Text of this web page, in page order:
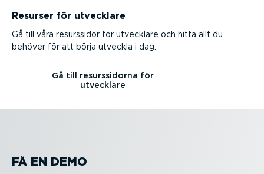
Resurser för utvecklare
Gå till våra resurssidor för utvecklare och hitta allt du
behöver för att börja utveckla i dag.
Gå till resurs­si­dorna för
utvecklare
FÅ EN DEMO